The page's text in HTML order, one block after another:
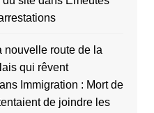
nouvelle route de la
qui rêvent
Immigration : Mort de
de joindre les